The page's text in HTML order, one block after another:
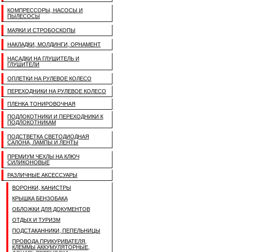
КОМПРЕССОРЫ, НАСОСЫ И
ПЫЛЕСОСЫ
МАЯКИ И СТРОБОСКОПЫ
НАКЛАДКИ, МОЛДИНГИ, ОРНАМЕНТ
НАСАДКИ НА ГЛУШИТЕЛЬ И
ГЛУШИТЕЛИ
ОПЛЕТКИ НА РУЛЕВОЕ КОЛЕСО
ПЕРЕХОДНИКИ НА РУЛЕВОЕ КОЛЕСО
ПЛЕНКА ТОНИРОВОЧНАЯ
ПОДЛОКОТНИКИ И ПЕРЕХОДНИКИ К
ПОДЛОКОТНИКАМ
ПОДСТВЕТКА СВЕТОДИОДНАЯ
САЛОНА, ЛАМПЫ И ЛЕНТЫ
ПРЕМИУМ ЧЕХЛЫ НА КЛЮЧ
СИЛИКОНОВЫЕ
РАЗЛИЧНЫЕ АКСЕССУАРЫ
ВОРОНКИ, КАНИСТРЫ
КРЫШКА БЕНЗОБАКА
ОБЛОЖКИ ДЛЯ ДОКУМЕНТОВ
ОТДЫХ И ТУРИЗМ
ПОДСТАКАННИКИ, ПЕПЕЛЬНИЦЫ
ПРОВОДА ПРИКУРИВАТЕЛЯ,
КЛЕММЫ АККУМУЛЯТОРНЫЕ,